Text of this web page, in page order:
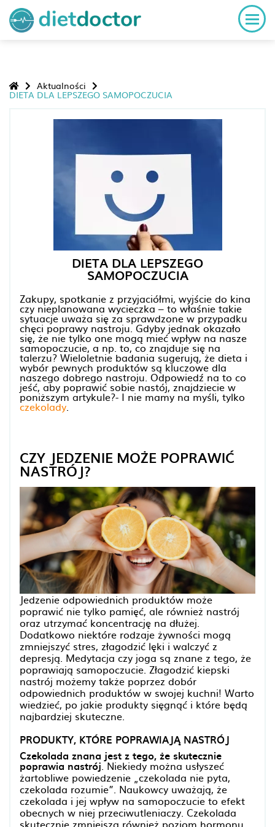
Aktualności
DIETA DLA LEPSZEGO SAMOPOCZUCIA
DIETA DLA LEPSZEGO
SAMOPOCZUCIA
Zakupy, spotkanie z przyjaciółmi, wyjście do kina
czy nieplanowana wycieczka – to właśnie takie
sytuacje uważa się za sprawdzone w przypadku
chęci poprawy nastroju. Gdyby jednak okazało
się, że nie tylko one mogą mieć wpływ na nasze
samopoczucie, a np. to, co znajduje się na
talerzu? Wieloletnie badania sugerują, że dieta i
wybór pewnych produktów są kluczowe dla
naszego dobrego nastroju. Odpowiedź na to co
jeść, aby poprawić sobie nastój, znajdziecie w
poniższym artykule?- I nie mamy na myśli, tylko
czekolady.
CZY JEDZENIE MOŻE POPRAWIĆ
NASTRÓJ?
Jedzenie odpowiednich produktów może
poprawić nie tylko pamięć, ale również nastrój
oraz utrzymać koncentrację na dłużej.
Dodatkowo niektóre rodzaje żywności mogą
zmniejszyć stres, złagodzić lęki i walczyć z
depresją. Medytacja czy joga są znane z tego, że
poprawiają samopoczucie. Złagodzić kiepski
nastrój możemy także poprzez dobór
odpowiednich produktów w swojej kuchni! Warto
wiedzieć, po jakie produkty sięgnąć i które będą
najbardziej skuteczne.
PRODUKTY, KTÓRE POPRAWIAJĄ NASTRÓJ
Czekolada znana jest z tego, że skutecznie
poprawia nastrój. Niekiedy można usłyszeć
żartobliwe powiedzenie „czekolada nie pyta,
czekolada rozumie”. Naukowcy uważają, że
czekolada i jej wpływ na samopoczucie to efekt
obecnych w niej przeciwutleniaczy. Czekolada
skutecznie zmniejsza również poziom hormonu